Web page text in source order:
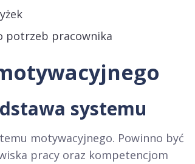
potrzeb pracownika
systemu
motywacyjnego. Powinno być
pracy oraz kompetencjom